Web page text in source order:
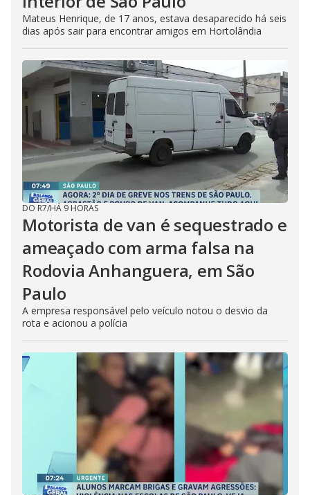
Mateus Henrique, de 17 anos, estava desaparecido há seis
dias após sair para encontrar amigos em Hortolândia
DO R7/HÁ 9 HORAS
Motorista de van é sequestrado e
ameaçado com arma falsa na
Rodovia Anhanguera, em São
Paulo
A empresa responsável pelo veículo notou o desvio da
rota e acionou a polícia